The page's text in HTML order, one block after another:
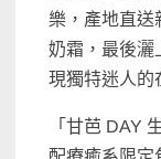
樂，產地直送
奶霜，最後
現獨特迷人的
「甘芭 DAY